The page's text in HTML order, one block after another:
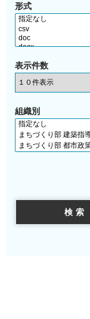
形式
表示件数
組織別